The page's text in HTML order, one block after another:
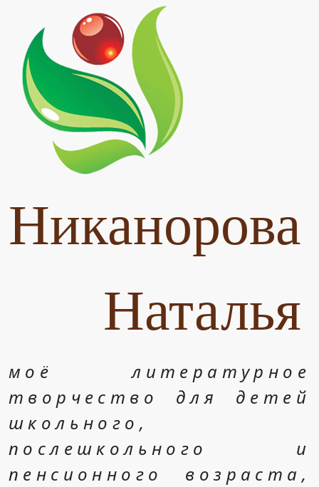
Никанорова
Наталья
моё литературное
творчество для детей
школьного,
послешкольного и
пенсионного возраста,